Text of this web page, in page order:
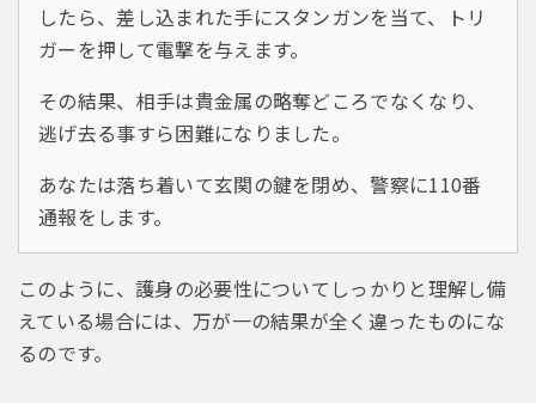
したら、差し込まれた手にスタンガンを当て、トリ
ガーを押して電撃を与えます。
その結果、相手は貴金属の略奪どころでなくなり、
逃げ去る事すら困難になりました。
あなたは落ち着いて玄関の鍵を閉め、警察に110番
通報をします。
このように、護身の必要性についてしっかりと理解し備
えている場合には、万が一の結果が全く違ったものにな
るのです。